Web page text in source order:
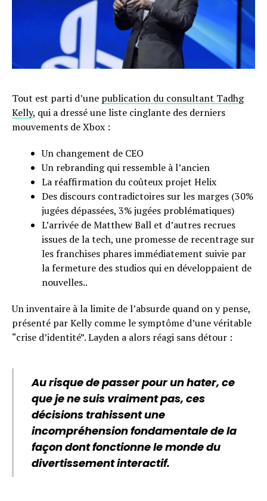
Tout est parti d’une publication du consultant Tadhg
Kelly, qui a dressé une liste cinglante des derniers
mouvements de Xbox :
Un changement de CEO
Un rebranding qui ressemble à l’ancien
La réaffirmation du coûteux projet Helix
Des discours contradictoires sur les marges (30%
jugées dépassées, 3% jugées problématiques)
L’arrivée de Matthew Ball et d’autres recrues
issues de la tech, une promesse de recentrage sur
les franchises phares immédiatement suivie par
la fermeture des studios qui en développaient de
nouvelles..
Un inventaire à la limite de l’absurde quand on y pense,
présenté par Kelly comme le symptôme d’une véritable
“crise d’identité”. Layden a alors réagi sans détour :
Au risque de passer pour un hater, ce
que je ne suis vraiment pas, ces
décisions trahissent une
incompréhension fondamentale de la
façon dont fonctionne le monde du
divertissement interactif.